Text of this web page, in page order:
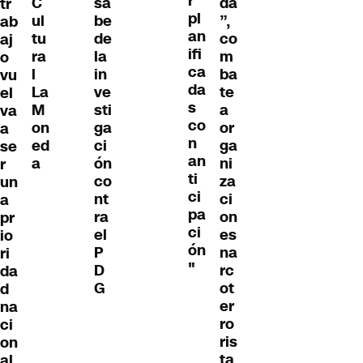
tr
ab
aj
o
vu
el
va
a
se
r
un
a
pr
io
ri
da
d
na
ci
on
ul
tu
ra
l
La
M
on
ed
a
be
de
la
in
ve
sti
ga
ci
ón
co
nt
ra
el
P
D
G
pl
an
ifi
ca
da
s
co
n
an
ti
ci
pa
ci
ón
"
”,
co
m
ba
te
a
or
ga
ni
za
ci
on
es
na
rc
ot
er
ro
ris